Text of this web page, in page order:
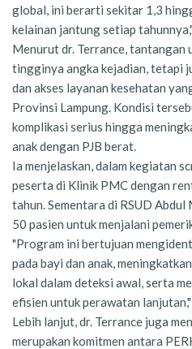
global, ini berarti sekitar 1,3
kelainan jantung setiap
Menurut dr. Terrance, tantangan
tingginya angka kejadian, tetapi
dan akses layanan kesehatan
Provinsi Lampung. Kondisi
komplikasi serius hingga
anak dengan PJB berat.
Ia menjelaskan, dalam kegiatan
peserta di Klinik PMC dengan
tahun. Sementara di RSUD
50 pasien untuk menjalani
"Program ini bertujuan
pada bayi dan anak,
lokal dalam deteksi awal, serta
efisien untuk perawatan
Lebih lanjut, dr. Terrance juga
merupakan komitmen antara